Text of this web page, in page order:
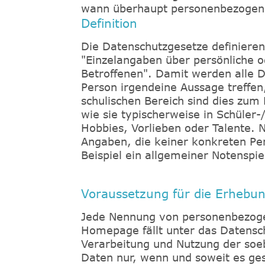
wann überhaupt
Definition
Die Datenschutzgesetze
"Einzelangaben über persönliche
Betroffenen". Damit werden alle
Person irgendeine Aussage
schulischen Bereich sind dies
wie sie typischerweise in
Hobbies, Vorlieben oder Talente.
Angaben, die keiner konkreten
Beispiel ein allgemeiner
Voraussetzung für die
Jede Nennung von
Homepage fällt unter das
Verarbeitung und Nutzung der
Daten nur, wenn und soweit es